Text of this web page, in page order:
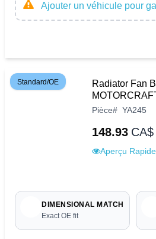
Ajouter un véhicule pour
Standard/OE
Radiator Fan
Pièce# YA245
148.93 CA$
Aperçu Rapide
DIMENSIONAL MATCH
Exact OE fit